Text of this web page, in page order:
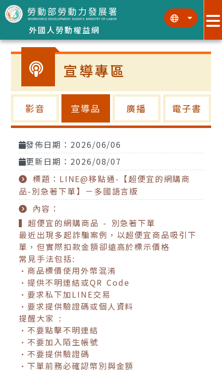
跳到主要內容區塊
外國人勞動權益網
::: :::
宣導專區
影音 宣導品 廣播 電子書
發佈日期：2026/06/06
更新日期：2026/08/07
標題：LINE@移點通-【超便宜的網購商
品-別急著下單】－多國語言版
內容：
▍超便宜的網購商品 - 別急著下單
最近出現多起詐騙案例，以超便宜商品吸引下
單，但實際扣款金額卻遠高於標示價格
常見手法包括:
•商品標價使用外幣混淆
•提供不明連結或QR Code
•要求私下加LINE交易
•要求提供驗證碼或個人資料
提醒大家 :
•不要點擊不明連結
•不要加入陌生帳號
•不要提供驗證碼
•下單前務必確認幣別與金額